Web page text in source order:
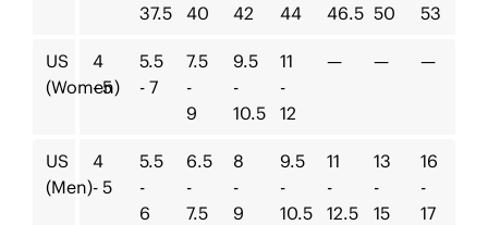
37.5
40
42
44
46.5 50
53
US
(Women)
4
- 5
5.5
- 7
7.5
-
9
9.5
-
10.5
11
-
12
— — —
US
(Men)
4
- 5
5.5
-
6
6.5
-
7.5
8
-
9
9.5
-
10.5
11
-
12.5
13
-
15
16
-
17